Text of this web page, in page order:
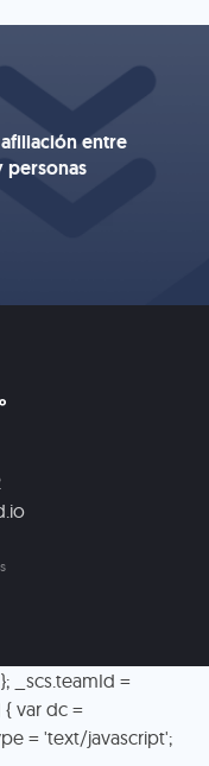
entre
personas
_scs.teamId =
{ var dc =
= 'text/javascript';